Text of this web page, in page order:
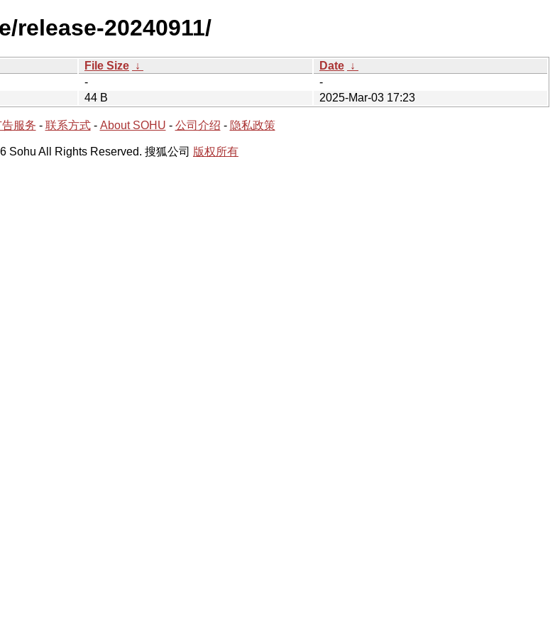
20240911/
File Size ↓ Date ↓
-
-
44 B 2025-Mar-03 17:23
告服务 - 联系方式- About SOHU - 公司介绍 - 隐私政策
Sohu All Rights Reserved. 搜狐公司 版权所有